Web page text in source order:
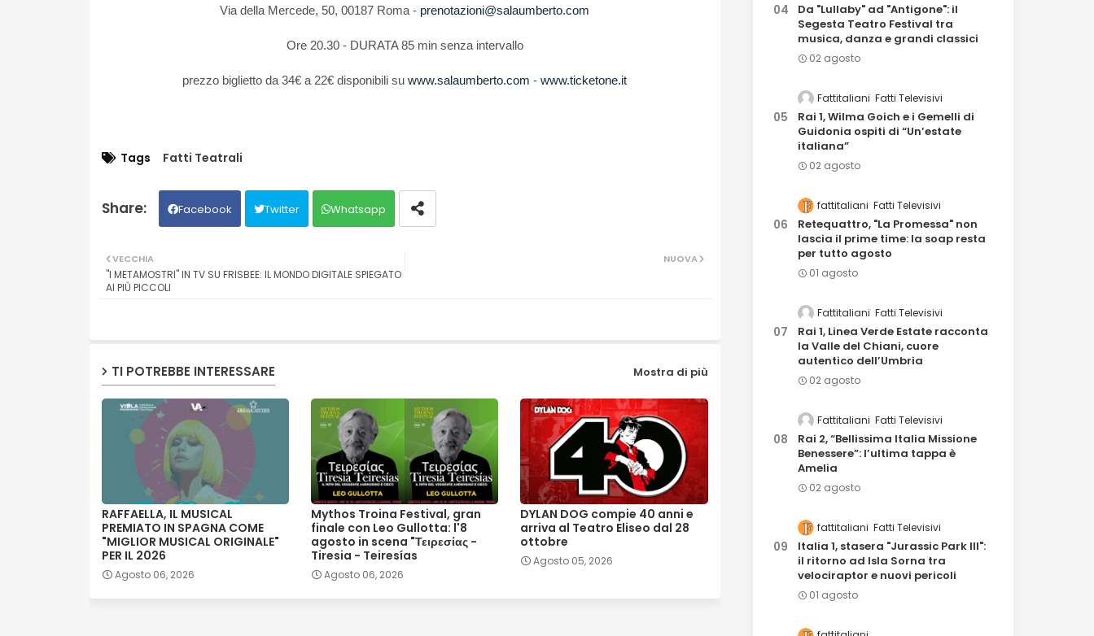
Via della Mercede, 50, 00187 Roma - prenotazioni@salaumberto.com
Ore 20.30 - DURATA 85 min senza intervallo
prezzo biglietto da 34€ a 22€ disponibili su www.salaumberto.com - www.ticketone.it
Tags Fatti Teatrali
Facebook Twitter Whatsapp
NUOVA
VECCHIA
"I METAMOSTRI" IN TV SU FRISBEE: IL MONDO DIGITALE SPIEGATO
AI PIÙ PICCOLI
TI POTREBBE INTERESSARE Mostra di più
RAFFAELLA, IL MUSICAL
PREMIATO IN SPAGNA COME
"MIGLIOR MUSICAL ORIGINALE"
PER IL 2026
Agosto 06, 2026
Mythos Troina Festival, gran
finale con Leo Gullotta: l'8
agosto in scena "Τειρεσίας -
Tiresia - Teiresías
Agosto 06, 2026
DYLAN DOG compie 40 anni e
arriva al Teatro Eliseo dal 28
ottobre
Agosto 05, 2026
Da "Lullaby" ad "Antigone": il
Segesta Teatro Festival tra
musica, danza e grandi classici
02 agosto
Fattitaliani Fatti Televisivi
Rai 1, Wilma Goich e i Gemelli di
Guidonia ospiti di “Un’estate
italiana”
02 agosto
fattitaliani Fatti Televisivi
Retequattro, "La Promessa" non
lascia il prime time: la soap resta
per tutto agosto
01 agosto
Fattitaliani Fatti Televisivi
Rai 1, Linea Verde Estate racconta
la Valle del Chiani, cuore
autentico dell’Umbria
02 agosto
Fattitaliani Fatti Televisivi
Rai 2, “Bellissima Italia Missione
Benessere”: l’ultima tappa è
Amelia
02 agosto
fattitaliani Fatti Televisivi
Italia 1, stasera "Jurassic Park III":
il ritorno ad Isla Sorna tra
velociraptor e nuovi pericoli
01 agosto